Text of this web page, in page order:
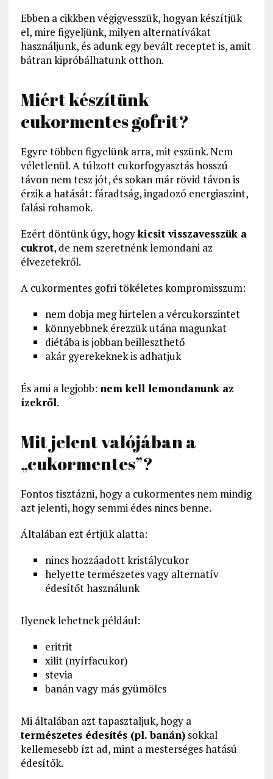
Ebben a cikkben végigvesszük, hogyan készítjük
el, mire figyeljünk, milyen alternatívákat
használjunk, és adunk egy bevált receptet is, amit
bátran kipróbálhatunk otthon.
Miért készítünk
cukormentes gofrit?
Egyre többen figyelünk arra, mit eszünk. Nem
véletlenül. A túlzott cukorfogyasztás hosszú
távon nem tesz jót, és sokan már rövid távon is
érzik a hatását: fáradtság, ingadozó energiaszint,
falási rohamok.
Ezért döntünk úgy, hogykicsit visszavesszük a
cukrot, de nem szeretnénk lemondani az
élvezetekről.
A cukormentes gofri tökéletes kompromisszum:
nem dobja meg hirtelen a vércukorszintet
könnyebbnek érezzük utána magunkat
diétába is jobban beilleszthető
akár gyerekeknek is adhatjuk
És ami a legjobb: nem kell lemondanunk az
ízekről.
Mit jelent valójában a
„cukormentes”?
Fontos tisztázni, hogy a cukormentes nem mindig
azt jelenti, hogy semmi édes nincs benne.
Általában ezt értjük alatta:
nincs hozzáadott kristálycukor
helyette természetes vagy alternatív
édesítőt használunk
Ilyenek lehetnek például:
eritrit
xilit (nyírfacukor)
stevia
banán vagy más gyümölcs
Mi általában azt tapasztaljuk, hogy a
természetes édesítés (pl. banán)sokkal
kellemesebb ízt ad, mint a mesterséges hatású
édesítők.